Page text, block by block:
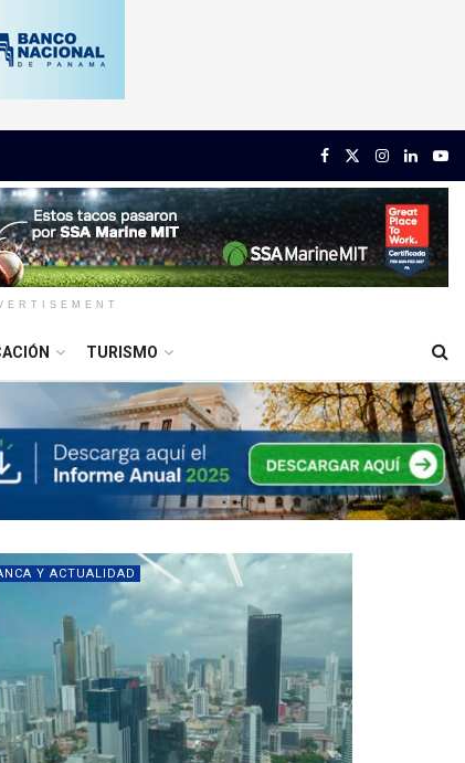
TURISMO
Y ACTUALIDAD